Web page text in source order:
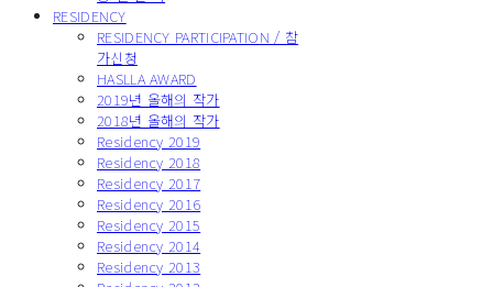
RESIDENCY
RESIDENCY PARTICIPATION / 참
가신청
HASLLA AWARD
2019년 올해의 작가
2018년 올해의 작가
Residency 2019
Residency 2018
Residency 2017
Residency 2016
Residency 2015
Residency 2014
Residency 2013